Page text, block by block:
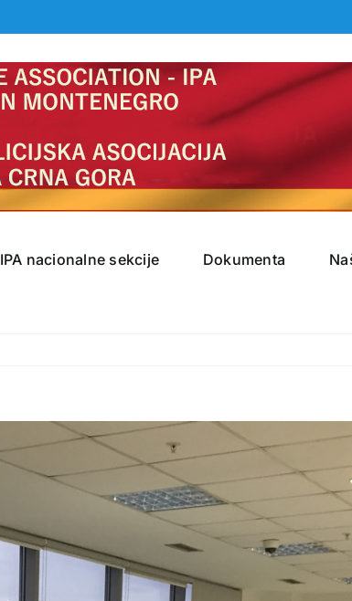
IPA nacionalne sekcije Dokumenta